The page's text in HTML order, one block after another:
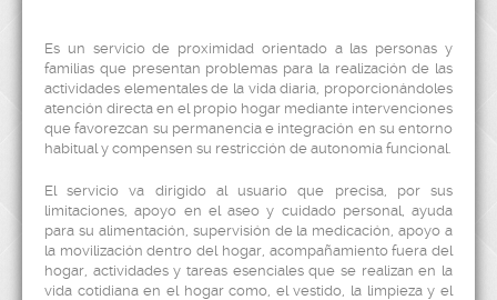
Es un servicio de proximidad orientado a las personas y
familias que presentan problemas para la realización de las
actividades elementales de la vida diaria, proporcionándoles
atención directa en el propio hogar mediante intervenciones
que favorezcan su permanencia e integración en su entorno
habitual y compensen su restricción de autonomía funcional.
El servicio va dirigido al usuario que precisa, por sus
limitaciones, apoyo en el aseo y cuidado personal, ayuda
para su alimentación, supervisión de la medicación, apoyo a
la movilización dentro del hogar, acompañamiento fuera del
hogar, actividades y tareas esenciales que se realizan en la
vida cotidiana en el hogar como, el vestido, la limpieza y el